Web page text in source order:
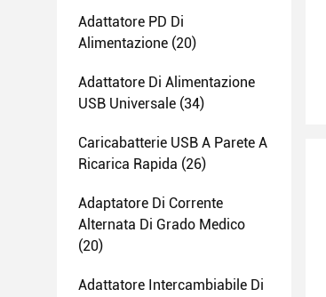
Adattatore PD Di
Alimentazione (20)
Adattatore Di Alimentazione
USB Universale (34)
Caricabatterie USB A Parete A
Ricarica Rapida (26)
Adaptatore Di Corrente
Alternata Di Grado Medico
(20)
Adattatore Intercambiabile Di